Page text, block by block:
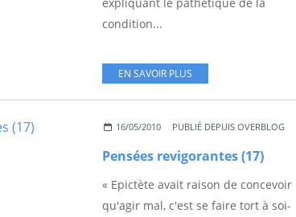
condition...
EN SAVOIR PLUS
16/05/2010 PUBLIÉ DEPUIS OVERBLOG
Pensées revigorantes (17)
« Epictète avait raison de concevoir
qu'agir mal, c'est se faire tort à soi-